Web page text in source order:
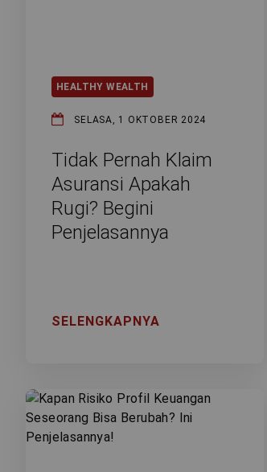
HEALTHY WEALTH
SELASA, 1 OKTOBER 2024
Tidak Pernah Klaim
Asuransi Apakah
Rugi? Begini
Penjelasannya
SELENGKAPNYA
KEAGENAN